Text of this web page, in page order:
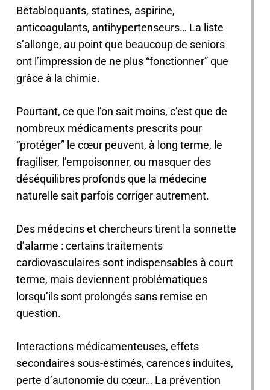
Bêtabloquants, statines, aspirine,
anticoagulants, antihypertenseurs… La liste
s’allonge, au point que beaucoup de seniors
ont l’impression de ne plus “fonctionner” que
grâce à la chimie.
Pourtant, ce que l’on sait moins, c’est que de
nombreux médicaments prescrits pour
“protéger” le cœur peuvent, à long terme, le
fragiliser, l’empoisonner, ou masquer des
déséquilibres profonds que la médecine
naturelle sait parfois corriger autrement.
Des médecins et chercheurs tirent la sonnette
d’alarme : certains traitements
cardiovasculaires sont indispensables à court
terme, mais deviennent problématiques
lorsqu’ils sont prolongés sans remise en
question.
Interactions médicamenteuses, effets
secondaires sous-estimés, carences induites,
perte d’autonomie du cœur… La prévention